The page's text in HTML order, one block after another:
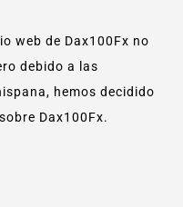
web de Dax100Fx no
debido a las
hemos decidido
Dax100Fx.